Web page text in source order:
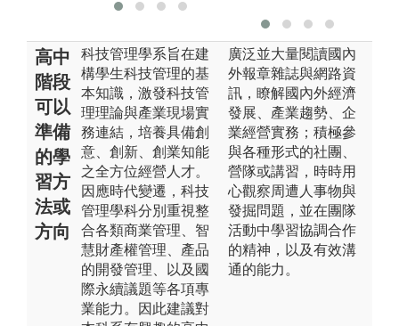
高中
階段
可以
準備
的學
習方
法或
方向
科技管理學系旨在建
構學⽣科技管理的基
本知識，激發科技管
理理論與產業現場實
務連結，培養具備創
意、創新、創業知能
之全⽅位經營⼈才。
因應時代變遷，科技
管理學科分別重視整
合各類商業管理、智
慧財產權管理、產品
的開發管理、以及國
際永續議題等各項專
業能⼒。因此建議對
廣泛並大量閱讀國內
外報章雜誌與網路資
訊，瞭解國內外經濟
發展、產業趨勢、企
業經營實務；積極參
與各種形式的社團、
營隊或講習，時時用
心觀察周遭人事物與
發掘問題，並在團隊
活動中學習協調合作
的精神，以及有效溝
通的能力。